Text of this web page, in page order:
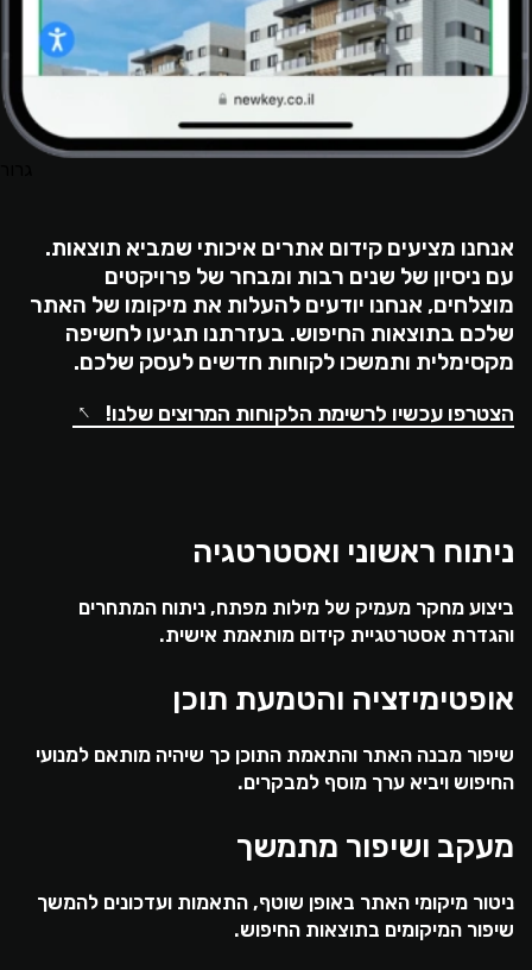
אנחנו מציעים קידום אתרים איכותי שמביא תוצאות.
עם ניסיון של שנים רבות ומבחר של פרויקטים
מוצלחים, אנחנו יודעים להעלות את מיקומו של האתר
שלכם בתוצאות החיפוש. בעזרתנו תגיעו לחשיפה
מקסימלית ותמשכו לקוחות חדשים לעסק שלכם.
הצטרפו עכשיו לרשימת הלקוחות המרוצים שלנו! →
ניתוח ראשוני ואסטרטגיה
ביצוע מחקר מעמיק של מילות מפתח, ניתוח המתחרים
והגדרת אסטרטגיית קידום מותאמת אישית.
אופטימיזציה והטמעת תוכן
שיפור מבנה האתר והתאמת התוכן כך שיהיה מותאם למנועי
החיפוש ויביא ערך מוסף למבקרים.
מעקב ושיפור מתמשך
ניטור מיקומי האתר באופן שוטף, התאמות ועדכונים להמשך
שיפור המיקומים בתוצאות החיפוש.